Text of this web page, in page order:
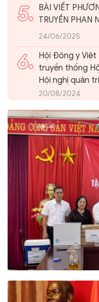
5. BÀI VIẾT
TRUYỀN PHAN
24/06/2025
6. Hội Đông y Việt
truyền thống
Hội nghị quán
KL/TW của Ban
Hội Đông y Việt
20/08/2024